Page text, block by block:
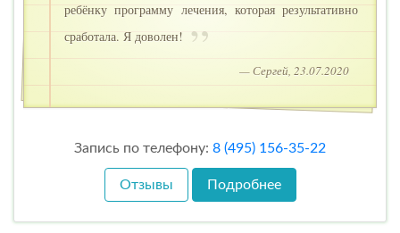
ребёнку программу лечения, которая результативно
сработала. Я доволен!
— Сергей, 23.07.2020
Запись по телефону: 8 (495) 156-35-22
Отзывы Подробнее